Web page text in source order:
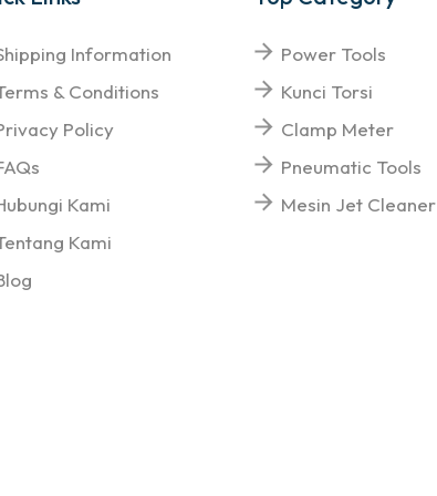
Information
& Conditions
Policy
Kami
Kami
Power Tools
Kunci Torsi
Clamp Meter
Pneumatic Tools
Mesin Jet Cleaner